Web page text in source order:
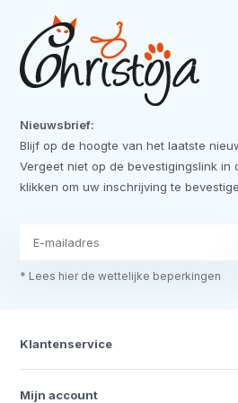
Nieuwsbrief:
Blijf op de hoogte van het laatste
Vergeet niet op de bevestigingslink in
klikken om uw inschrijving te
* Lees hier de wettelijke beperkingen
Klantenservice
Mijn account